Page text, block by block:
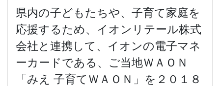
県内の子どもたちや、子育て家庭を
応援するため、イオンリテール株式
会社と連携して、イオンの電子マネ
ーカードである、ご当地ＷＡＯＮ
「みえ 子育てＷＡＯＮ」を２０１８